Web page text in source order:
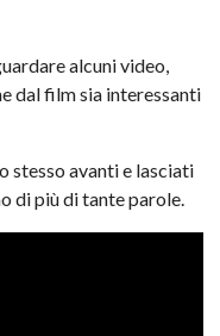
alcuni video,
dal film sia interessanti
stesso avanti e lasciati
di più di tante parole.